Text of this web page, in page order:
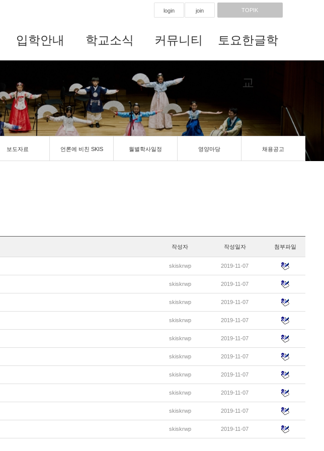
login join TOPIK
입학안내 학교소식 커뮤니티 토요한글학
교
보도자료 언론에 비친 SKIS 월별학사일정 영양마당 채용공고
작성자 작성일자 첨부파일
skiskrwp 2019-11-07
skiskrwp 2019-11-07
skiskrwp 2019-11-07
skiskrwp 2019-11-07
skiskrwp 2019-11-07
skiskrwp 2019-11-07
skiskrwp 2019-11-07
skiskrwp 2019-11-07
skiskrwp 2019-11-07
skiskrwp 2019-11-07